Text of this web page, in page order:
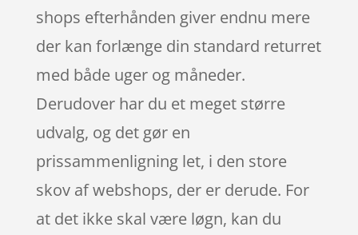
shops efterhånden giver endnu mere
der kan forlænge din standard returret
med både uger og måneder.
Derudover har du et meget større
udvalg, og det gør en
prissammenligning let, i den store
skov af webshops, der er derude. For
at det ikke skal være løgn, kan du